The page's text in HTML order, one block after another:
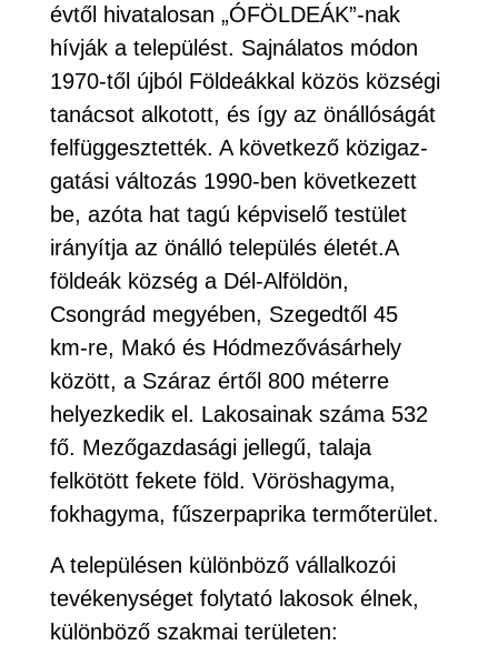
évtől hivatalosan „ÓFÖLDEÁK”-nak
hívják a települést. Sajnálatos módon
1970-től újból Földeákkal közös községi
tanácsot alkotott, és így az önállóságát
felfüggesztették. A következő közigaz-
gatási változás 1990-ben következett
be, azóta hat tagú képviselő testület
irányítja az önálló település életét.A
földeák község a Dél-Alföldön,
Csongrád megyében, Szegedtől 45
km-re, Makó és Hódmezővásárhely
között, a Száraz értől 800 méterre
helyezkedik el. Lakosainak száma 532
fő. Mezőgazdasági jellegű, talaja
felkötött fekete föld. Vöröshagyma,
fokhagyma, fűszerpaprika termőterület.
A településen különböző vállalkozói
tevékenységet folytató lakosok élnek,
különböző szakmai területen: